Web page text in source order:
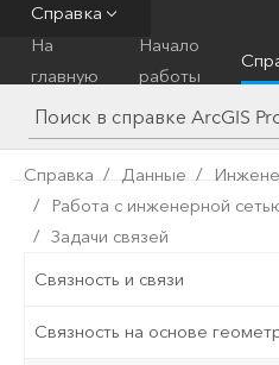
Справка
На
главную
Начало
работы
Справка Данные
Работа с инженерной
Задачи связей
Связность и связи
Связность на основе